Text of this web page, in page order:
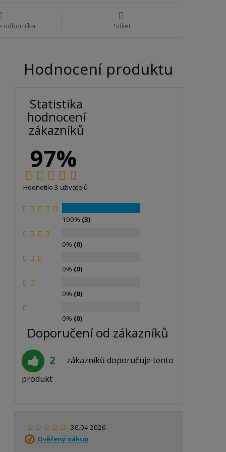
odborníka Sdílet
Hodnocení produktu
Statistika
hodnocení
zákazníků
97%
Hodnotilo 3 uživatelů
100% (3)
0% (0)
0% (0)
0% (0)
0% (0)
Doporučení od zákazníků
2
zákazníků doporučuje tento
produkt
30.04.2026
Ověřený nákup